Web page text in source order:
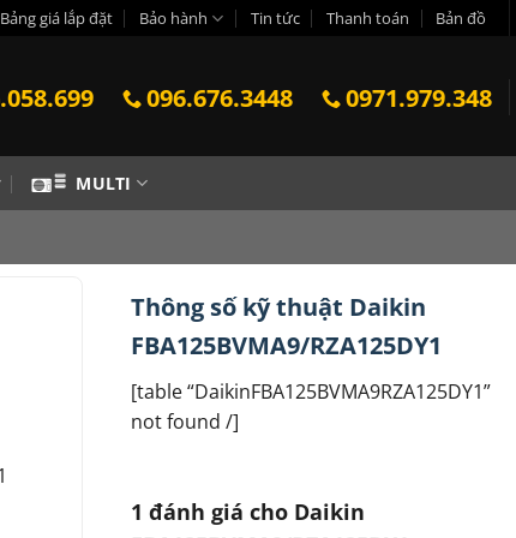
Bảng giá lắp đặt Bảo hành Tin tức Thanh toán Bản đồ
096.676.3448 0971.979.348
MULTI
Thông số kỹ thuật Daikin
FBA125BVMA9/RZA125DY1
[table “DaikinFBA125BVMA9RZA125DY1”
not found /]
1 đánh giá cho Daikin